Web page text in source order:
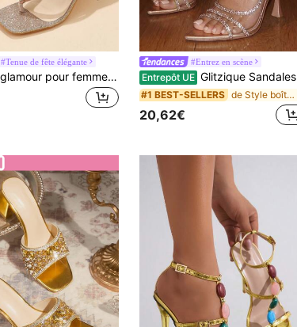
#Tenue de fête élégante
Sandales glamour pour femmes, sandales à talon sculpté avec décoration de strass et design de bride entre les orteils, tenues de printemps et d'été, tongs
#Entrez en scène
Entrepôt UE Glitzique Sandales à talons hauts transparentes en PVC pour femmes avec strass, sandales à talons aiguilles à lanières et bout ouvert pour les occasions de fête en été, la Saint-Valentin, les invités de mariage
#1 BEST-SELLERS de Style boîte de nuit Sandales pour femmes
20,62€